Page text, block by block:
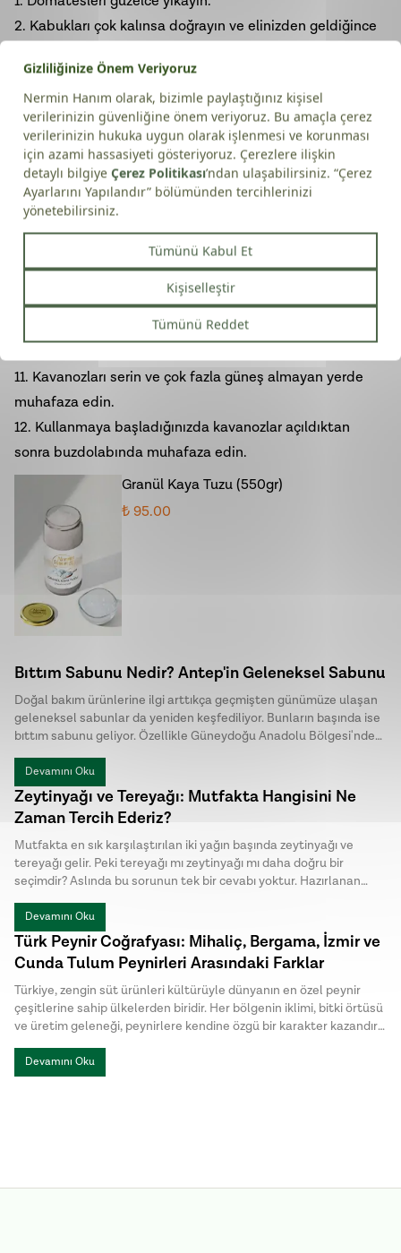
2. Kabukları çok kalınsa doğrayın ve elinizden geldiğince
3. Domatesleri rendede veya çok sulandırmadan robotta
çekin.
4. Geniş bir tencereye çekilmiş domatesleri alın.
5. 5 litrelik tencereye tepeleme 2 yemek kaşığı tuz ve 1
çay bardağı kadar #ovilo zeytinyağı koyun
6. Domateslerimizi pişirmeye başlayın.
8. Renkleri hafif dönmeye başlayıp suyunu biraz çekince
ocağın altını çok kısın.
9. Temiz ve kuru cam kavanozlara sıcakken doldurun.
10. Kavanozların kapaklarını sıkıca kapatın ve kalan
11. Kavanozları serin ve çok fazla güneş almayan yerde
muhafaza edin.
12. Kullanmaya başladığınızda kavanozlar açıldıktan
sonra buzdolabında muhafaza edin.
Granül Kaya Tuzu (550gr)
₺ 95.00
Bıttım Sabunu Nedir? Antep'in Geleneksel Sabunu
Doğal bakım ürünlerine ilgi arttıkça geçmişten günümüze ulaşan
geleneksel sabunlar da yeniden keşfediliyor. Bunların başında ise
bıttım sabunu geliyor. Özellikle Güneydoğu Anadolu Bölgesi'nde
uzun yıllardır üretilen bu özel sabun, doğal içeriği ve sade üretim
yöntemiyle dikkat çekiyor. Halk arasında menengiç sabunu ya da
Antep sabunu olarak da bilinen bıttım sabunu, kimyasal
katkılardan uzak , hem cilt hem de saç bakımında tercih edilen
geleneksel sabunlar arasında yer alıyor.
Devamını Oku
Zeytinyağı ve Tereyağı: Mutfakta Hangisini Ne
Zaman Tercih Ederiz?
Mutfakta en sık karşılaştırılan iki yağın başında zeytinyağı ve
tereyağı gelir. Peki tereyağı mı zeytinyağı mı daha doğru bir
seçimdir? Aslında bu sorunun tek bir cevabı yoktur. Hazırlanan
yemeğin türü, istenen aroma ve pişirme yöntemi, hangi yağın
daha uygun olduğunu belirler.
Devamını Oku
Türk Peynir Coğrafyası: Mihaliç, Bergama, İzmir ve
Cunda Tulum Peynirleri Arasındaki Farklar
Türkiye, zengin süt ürünleri kültürüyle dünyanın en özel peynir
çeşitlerine sahip ülkelerden biridir. Her bölgenin iklimi, bitki örtüsü
ve üretim geleneği, peynirlere kendine özgü bir karakter kazandırır.
Türk peynirleri arasında öne çıkan Mihaliç peyniri, Bergama Tulum,
İzmir Tulum ve Cunda Tulum ise hem üretim yöntemleri hem de
lezzet profilleriyle birbirinden ayrılır.
Devamını Oku